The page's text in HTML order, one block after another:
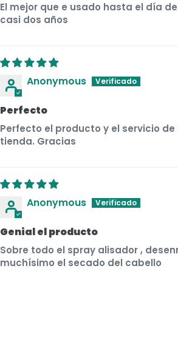
El mejor que e usado hasta el día
casi dos años
Anonymous
Perfecto
Perfecto el producto y el servicio
tienda. Gracias
Anonymous
Genial el producto
Sobre todo el spray alisador ,
muchísimo el secado del cabello